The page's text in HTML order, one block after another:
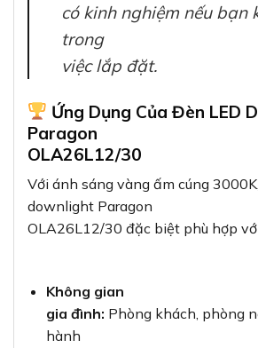
có kinh nghiệm nếu bạn
trong
việc lắp đặt.
Ứng Dụng Của Đèn LED
Paragon
OLA26L12/30
Với ánh sáng vàng ấm cúng
downlight Paragon
OLA26L12/30 đặc biệt phù hợp
Không gian
gia đình: Phòng khách, phòng
hành